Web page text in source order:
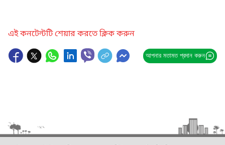
এই কনটেন্টটি শেয়ার করতে ক্লিক করুন
আপনার মতামত প্রদান করুন